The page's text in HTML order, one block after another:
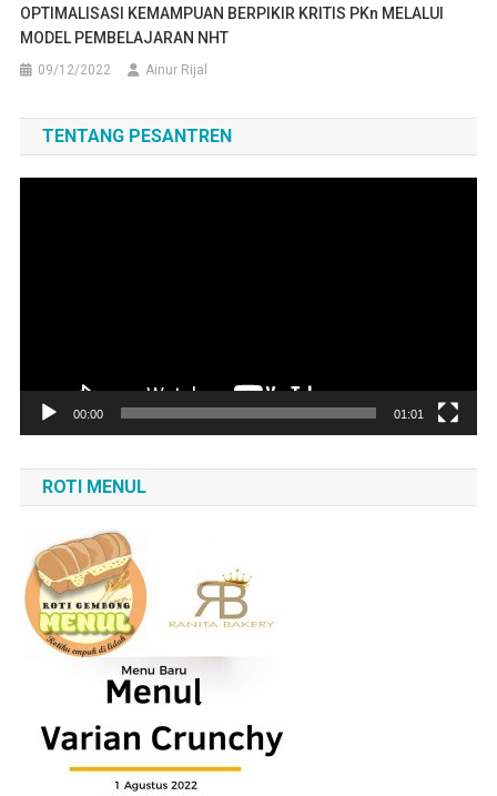
OPTIMALISASI KEMAMPUAN BERPIKIR KRITIS PKn MELALUI
MODEL PEMBELAJARAN NHT
09/12/2022 Ainur Rijal
TENTANG PESANTREN
00:00 01:01
ROTI MENUL